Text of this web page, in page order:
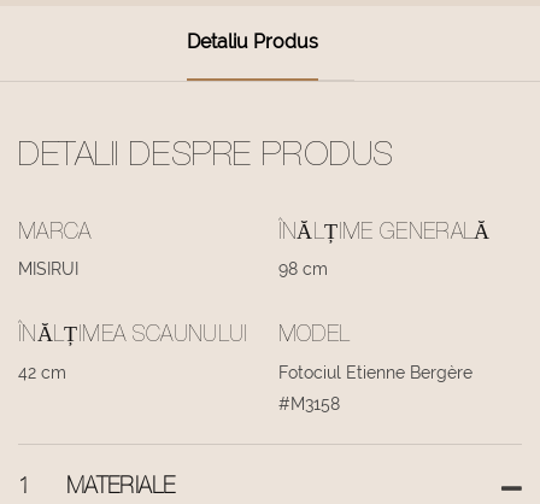
Detaliu Produs
DETALII DESPRE PRODUS
MARCA
MISIRUI
ÎNĂLȚIME GENERALĂ
98 cm
ÎNĂLȚIMEA SCAUNULUI
42 cm
MODEL
Fotociul Etienne Bergère
#M3158
1 MATERIALE